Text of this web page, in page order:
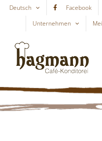
Skip
content
Deutsch Facebook
Unternehmen